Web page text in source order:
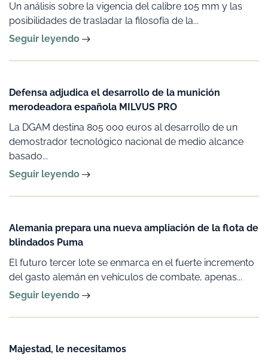
Un análisis sobre la vigencia del calibre 105 mm y las
posibilidades de trasladar la filosofía de la...
Seguir leyendo
Defensa adjudica el desarrollo de la munición
merodeadora española MILVUS PRO
La DGAM destina 805 000 euros al desarrollo de un
demostrador tecnológico nacional de medio alcance
basado...
Seguir leyendo
Alemania prepara una nueva ampliación de la flota de
blindados Puma
El futuro tercer lote se enmarca en el fuerte incremento
del gasto alemán en vehículos de combate, apenas...
Seguir leyendo
Majestad, le necesitamos